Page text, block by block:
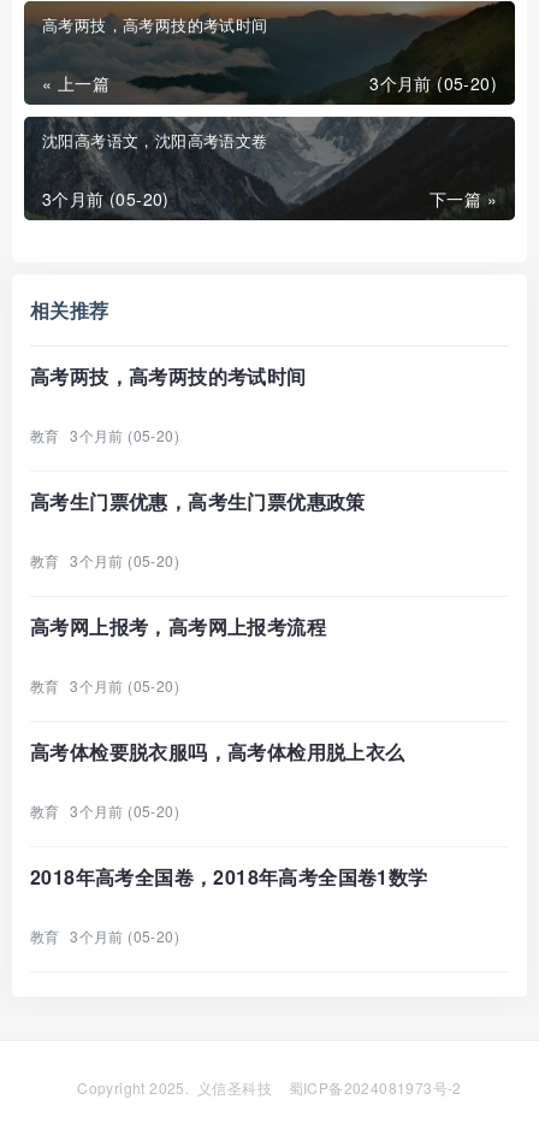
高考两技，高考两技的考试时间
« 上一篇 3个月前 (05-20)
沈阳高考语文，沈阳高考语文卷
下一篇 »
3个月前 (05-20)
相关推荐
高考两技，高考两技的考试时间
教育 3个月前 (05-20)
高考生门票优惠，高考生门票优惠政策
教育 3个月前 (05-20)
高考网上报考，高考网上报考流程
教育 3个月前 (05-20)
高考体检要脱衣服吗，高考体检用脱上衣么
教育 3个月前 (05-20)
2018年高考全国卷，2018年高考全国卷1数学
教育 3个月前 (05-20)
Copyright 2025. 义信圣科技 蜀ICP备2024081973号-2